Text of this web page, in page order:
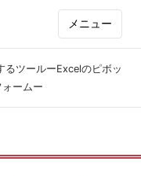
メニュー
るツールーExcelのピボッ
ームー